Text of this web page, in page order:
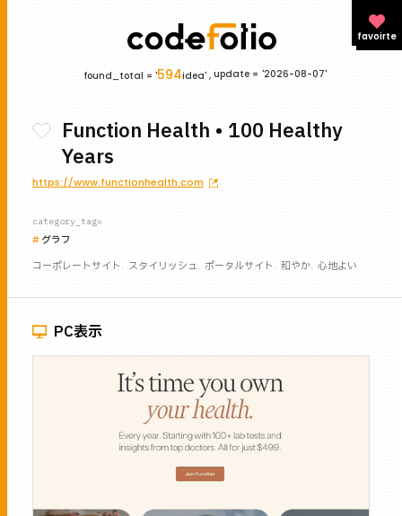
found_total = '594idea' , update ='2026-08-07'
favoirte
PC表示
Function Health • 100 Healthy
Years
https://www.functionhealth.com
category_tag=
グラフ
コーポレートサイト
スタイリッシュ ポータルサイト 和やか 心地よい